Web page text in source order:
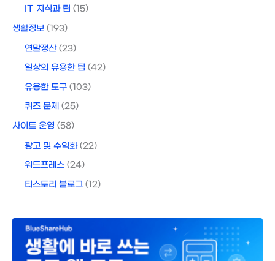
IT 지식과 팁 (15)
생활정보 (193)
연말정산(23)
일상의 유용한 팁 (42)
유용한 도구 (103)
퀴즈 문제 (25)
사이트 운영 (58)
광고 및 수익화(22)
워드프레스 (24)
티스토리 블로그 (12)